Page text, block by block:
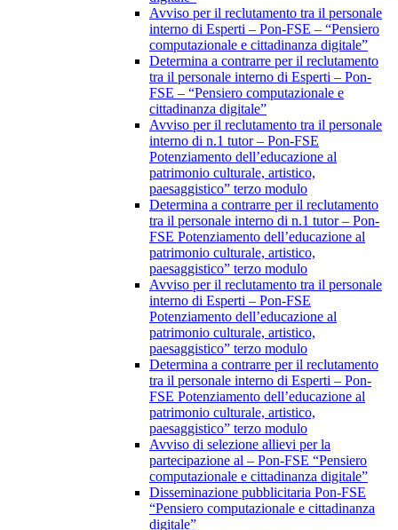
Avviso per il reclutamento tra il personale
interno di Esperti – Pon-FSE – “Pensiero
computazionale e cittadinanza digitale”
Determina a contrarre per il reclutamento
tra il personale interno di Esperti – Pon-
FSE – “Pensiero computazionale e
cittadinanza digitale”
Avviso per il reclutamento tra il personale
interno di n.1 tutor – Pon-FSE
Potenziamento dell’educazione al
patrimonio culturale, artistico,
paesaggistico” terzo modulo
Determina a contrarre per il reclutamento
tra il personale interno di n.1 tutor – Pon-
FSE Potenziamento dell’educazione al
patrimonio culturale, artistico,
paesaggistico” terzo modulo
Avviso per il reclutamento tra il personale
interno di Esperti – Pon-FSE
Potenziamento dell’educazione al
patrimonio culturale, artistico,
paesaggistico” terzo modulo
Determina a contrarre per il reclutamento
tra il personale interno di Esperti – Pon-
FSE Potenziamento dell’educazione al
patrimonio culturale, artistico,
paesaggistico” terzo modulo
Avviso di selezione allievi per la
partecipazione al – Pon-FSE “Pensiero
computazionale e cittadinanza digitale”
Disseminazione pubblicitaria Pon-FSE
“Pensiero computazionale e cittadinanza
digitale”